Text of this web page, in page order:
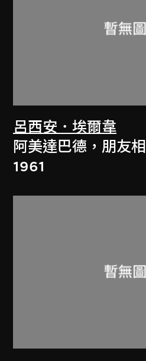
呂西安．埃爾韋
阿美達巴德，朋友
1961